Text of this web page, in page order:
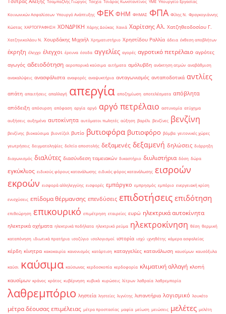
Τσαμπαζλής Γιώργος Τσεχία Τσιάρας Κωνσταντίνος ΥΜΕ Υπουργείο Εργασίας
Κοινωνικών Ασφαλίσεων Υπουργό Ανάπτυξης ΦΕΚ ΦΗΜ ΦΗΜΑΣ ΦΠΑ Φίλης Ν. Φραγκογιάννης
Κώστας ΧΑΡΤΟΓΡΑΦΗΣΗ ΧΟΝΔΡΙΚΗ Χάρης Δούκας Χανιά Χαρίτσης Αλ. Χατζηθεοδοσίου Γ.
Χατζηνικολάου Ν. Χουρδάκης Μιχαήλ Χρηματιστήριο Χρηστίδου Ραλλία άδεια έκθεση αποβλήτων
έκρηξη έλεγχο έλεγχοι έρευνα έσοδα αγγελίες αγορές αγροτικό πετρέλαιο αγρότες
αγωγός αδειοδότηση αεροπορικά καύσιμα αιτήματα αμόλυβδη ανάκτηση ατμών αναβάθμιση
ανακαλύψεις ανασφάλιστα αναφορές αναψυκτήρια ανταγωνισμός ανταποδοτικά αντλίες
απάτη απαιτήσεις απαλλαγή απεργία αποζημίωση αποτελέσματα απόβλητα
απόδειξη απόσυρση απόφαση αργία αργό αργό πετρέλαιο αστυνομία ατύχημα
αυξήσεις αυξημένα αυτοκίνητα αυτόματοι πωλητές αύξηση βαρέλι βενζίνες βενζίνη
βενζίνης βιοκαύσιμα βιοντίζελ βυτίο βυτιοφόρα βυτιοφόρο βόμβα γειτονικές χώρες
γεωτρήσεις δειγματοληψίες δελτίο αποστολής δεξαμενές δεξαμενή δηλώσεις διάρρηξη
διαγωνισμός διαλύτες διασύνδεση ταμειακών δικαστήριο διυλιστήρια δόση δώρα
εγκύκλιος ειδικούς φόρους κατανάλωσης ειδικός φόρος κατανάλωσης εισροών
εκροών εισφορά αλληλεγγύης εισφορές εμπάργκο εμπρησμός εμπόριο ενεργειακή κρίση
ενισχύσεις επίδομα θέρμανσης επενδύσεις επιδοτήσεις επιδότηση
επιθεώρηση επικουρικό επιμέτρηση εταιρείες ευρώ ηλεκτρικά αυτοκίνητα
ηλεκτρικά οχήματα ηλεκτρικά ποδήλατα ηλεκτρικό ρεύμα ηλεκτροκίνηση θέση θερμική
καταπόνηση ιδιωτικά πρατήρια ισοζύγιο ισολογισμοί ιστορία ισχύ ιχνηθέτης κάμερα ασφαλείας
κέρδη κίνητρα κακοκαιρία κανονισμός κατάρτιση καταγγελίες κατανάλωση καυσίμων καυσόξυλα
καύσι καύσιμα καύσωνας κερδοσκοπία κερδοφορία κλιματική αλλαγή κλοπή
καυσίμων κράνος κράτος κυβέρνηση κυβικά κυρώσεις λίτρων λαθραία λαθρεμπορία
λαθρεμπόριο ληστεία ληστείες λιγνίτης λιπαντήρια λογισμικό λουκέτο
μέτρα δέουσας επιμέλειας μέτρα προστασίας μαφία μείωση μειώσεις μελέτες μελέτη